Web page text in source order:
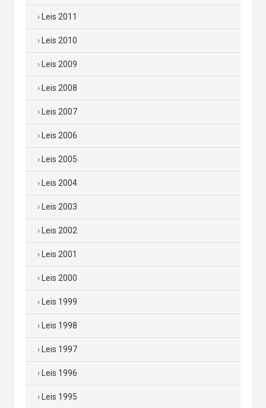
Leis 2011
Leis 2010
Leis 2009
Leis 2008
Leis 2007
Leis 2006
Leis 2005
Leis 2004
Leis 2003
Leis 2002
Leis 2001
Leis 2000
Leis 1999
Leis 1998
Leis 1997
Leis 1996
Leis 1995